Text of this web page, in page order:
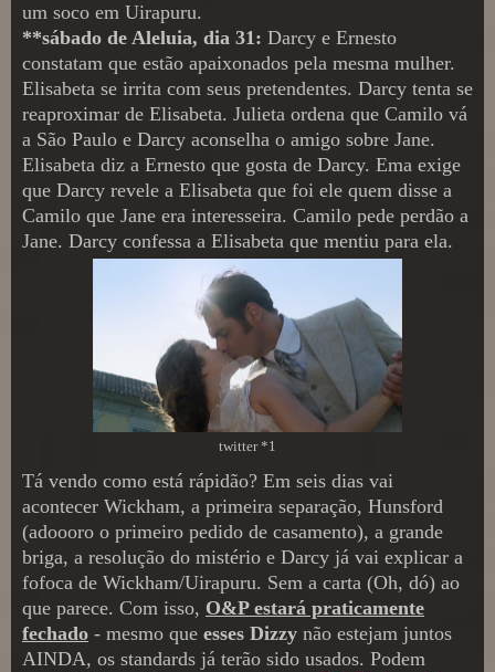
um soco em Uirapuru.
**sábado de Aleluia, dia 31: Darcy e Ernesto
constatam que estão apaixonados pela mesma mulher.
Elisabeta se irrita com seus pretendentes. Darcy tenta se
reaproximar de Elisabeta. Julieta ordena que Camilo vá
a São Paulo e Darcy aconselha o amigo sobre Jane.
Elisabeta diz a Ernesto que gosta de Darcy. Ema exige
que Darcy revele a Elisabeta que foi ele quem disse a
Camilo que Jane era interesseira. Camilo pede perdão a
Jane. Darcy confessa a Elisabeta que mentiu para ela.
twitter *1
Tá vendo como está rápidão? Em seis dias vai
acontecer Wickham, a primeira separação, Hunsford
(adoooro o primeiro pedido de casamento), a grande
briga, a resolução do mistério e Darcy já vai explicar a
fofoca de Wickham/Uirapuru. Sem a carta (Oh, dó) ao
que parece. Com isso, O&P estará praticamente
fechado - mesmo que esses Dizzy não estejam juntos
AINDA, os standards já terão sido usados. Podem